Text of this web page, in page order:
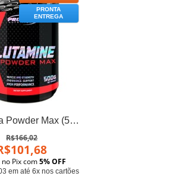
PRONTA
ENTREGA
Glutamina Powder Max (500g) - Pro Size Nutrition
R$166,02
Pix com5% OFF
em até 6x nos cartões